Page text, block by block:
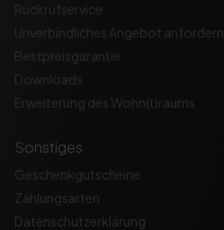
Rückrufservice
Unverbindliches Angebot anfordern
Bestpreisgarantie
Downloads
Erweiterung des Wohn(t)raums
Sonstiges
Geschenkgutscheine
Zahlungsarten
Datenschutzerklärung